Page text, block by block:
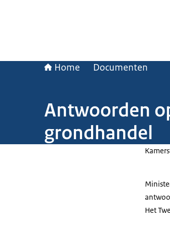
Home Documenten
Antwoorden
grondhandel
Het